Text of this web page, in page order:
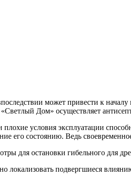
может привести к
Дом» осуществляет
условия эксплуатации
его состоянию. Ведь
для остановки гибельного для
подвергшиеся